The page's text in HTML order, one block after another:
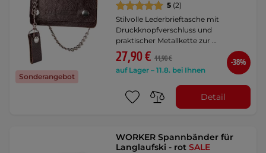
Sonderangebot
5 (2)
Stilvolle Lederbrieftasche mit
Druckknopfverschluss und
praktischer Metallkette zur …
27,90 € 44,90 €
auf Lager – 11.8. bei Ihnen
-38%
Detail
WORKER Spannbänder für
Langlaufski - rotSALE